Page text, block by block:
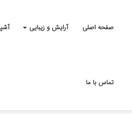
صفحه اصلی آرایش و زیبایی
تماس با ما